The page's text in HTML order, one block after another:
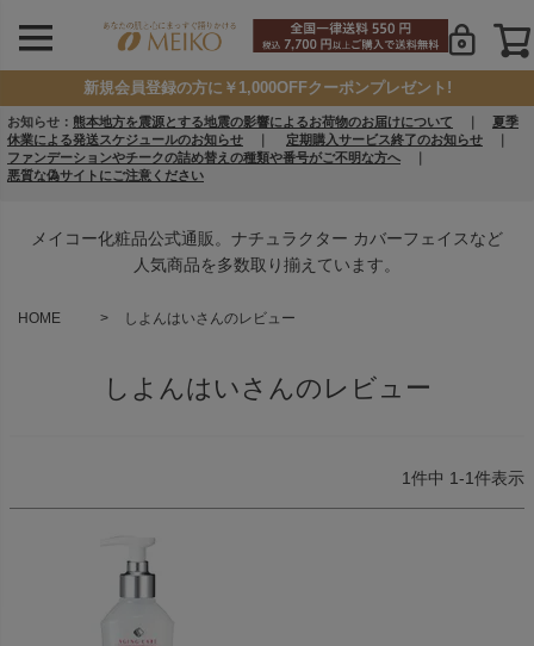
新規会員登録の方に￥1,000OFFクーポンプレゼント!
お知らせ： 熊本地方を震源とする地震の影響によるお荷物のお届けについて
夏季
休業による発送スケジュールのお知らせ
定期購入サービス終了のお知らせ
ファンデーションやチークの詰め替えの種類や番号がご不明な方へ
悪質な偽サイトにご注意ください
メイコー化粧品公式通販。ナチュラクター カバーフェイスなど
人気商品を多数取り揃えています。
HOME しよんはいさんのレビュー
しよんはいさんのレビュー
1件中 1-1件表示